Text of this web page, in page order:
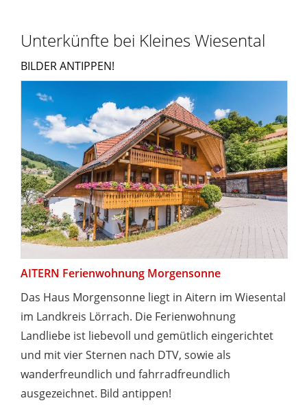
Unterkünfte bei Kleines Wiesental
BILDER ANTIPPEN!
AITERN Ferienwohnung Morgensonne
Das Haus Morgensonne liegt in Aitern im Wiesental
im Landkreis Lörrach. Die Ferienwohnung
Landliebe ist liebevoll und gemütlich eingerichtet
und mit vier Sternen nach DTV, sowie als
wanderfreundlich und fahrradfreundlich
ausgezeichnet. Bild antippen!